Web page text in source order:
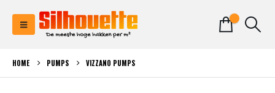
HOME PUMPS VIZZANO PUMPS